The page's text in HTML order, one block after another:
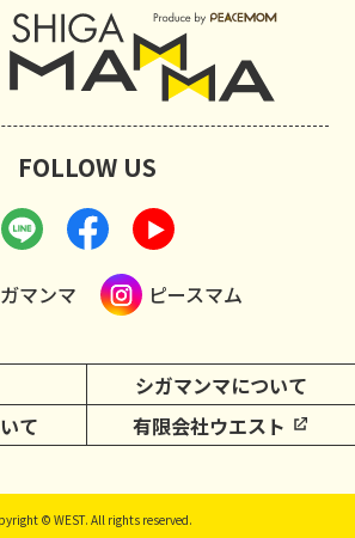
シガマンマについて
て
有限会社ウエスト
FOLLOW US
マンマ ピースマム
© WEST. All rights reserved.